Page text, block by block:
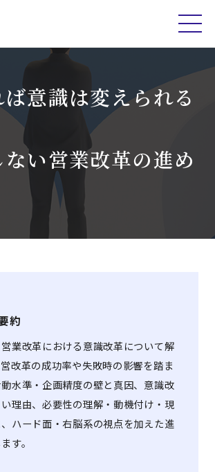
ば意識は変えられる
い営業改革の進め
約
業改革における意識改革について解
改革の成功率や失敗時の影響を踏ま
水準・企画精度の壁と真因、意識改
理由、必要性の理解・動機付け・現
ハード面・右脳系の視点を加えた進
す。